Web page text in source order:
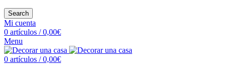
Search
Mi cuenta
0 artículos / 0,00€
Menu
0 artículos / 0,00€